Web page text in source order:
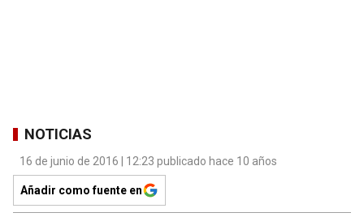
NOTICIAS
16 de junio de 2016 | 12:23 publicado hace 10 años
Añadir como fuente en